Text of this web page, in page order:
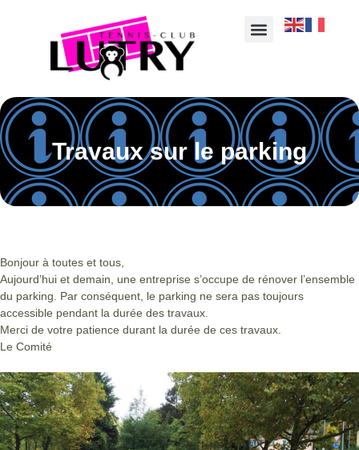
Travaux sur le parking
Bonjour à toutes et tous,
Aujourd’hui et demain, une entreprise s’occupe de rénover l’ensemble
du parking. Par conséquent, le parking ne sera pas toujours
accessible pendant la durée des travaux.
Merci de votre patience durant la durée de ces travaux.
Le Comité